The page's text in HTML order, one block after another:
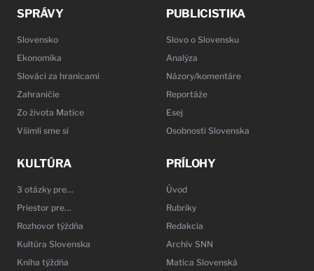
SPRÁVY
Slovensko
Ekonomika
Slováci za hranicami
Zahraničie
Zo života Matice
Všimli sme si
PUBLICISTIKA
Slovo o Slovensku
Analýza
Názory/komentáre
Reportáže
Esej
Osobnosti Slovenska
KULTÚRA
3 otázky pre…
Priestor pre…
Rozhovor týždňa
Kultúra Slovenska
Kniha týždňa
PRÍLOHY
Úvod
Rubriky
Redakcia
Archív SNN
Matica Slovenská